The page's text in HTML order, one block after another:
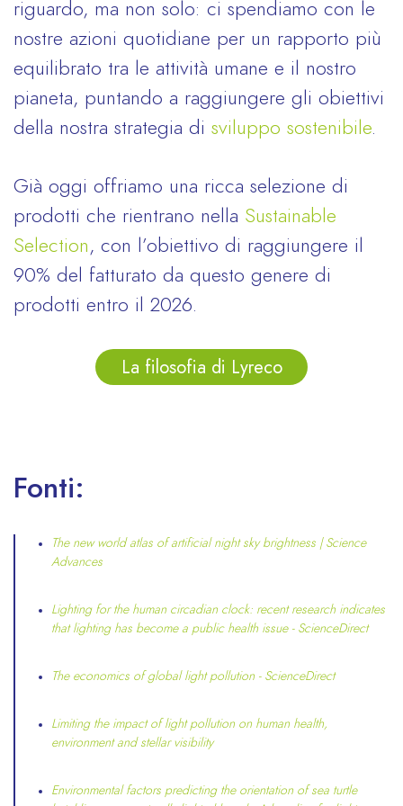
riguardo, ma non solo: ci spendiamo con le
nostre azioni quotidiane per un rapporto più
equilibrato tra le attività umane e il nostro
pianeta, puntando a raggiungere gli obiettivi
della nostra strategia di sviluppo sostenibile
Già oggi offriamo una ricca selezione di
prodotti che rientrano nella Sustainable
Selection , con l’obiettivo di raggiungere il
90% del fatturato da questo genere di
prodotti entro il 2026.
La filosofia di Lyreco
Fonti:
The new world atlas of artificial night sky brightness | Science
Advances
Lighting for the human circadian clock: recent research indicates
that lighting has become a public health issue - ScienceDirect
The economics of global light pollution - ScienceDirect
Limiting the impact of light pollution on human health,
environment and stellar visibility
Environmental factors predicting the orientation of sea turtle